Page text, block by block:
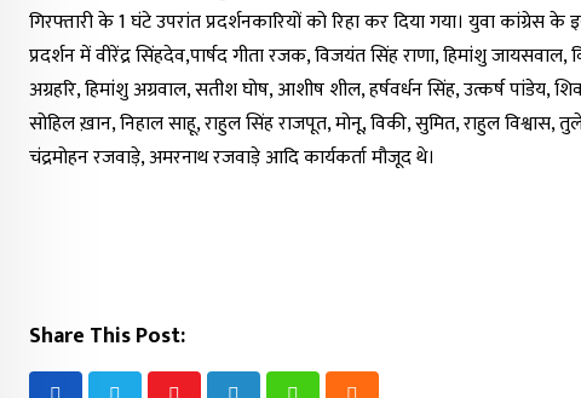
गिरफ्तारी के 1 घंटे उपरांत प्रदर्शनकारियों को रिहा कर दिया गया। युवा कांग्रेस के
प्रदर्शन में वीरेंद्र सिंहदेव,पार्षद गीता रजक, विजयंत सिंह राणा, हिमांशु
अग्रहरि, हिमांशु अग्रवाल, सतीश घोष, आशीष शील, हर्षवर्धन सिंह, उत्कर्ष पांडेय,
सोहिल ख़ान, निहाल साहू, राहुल सिंह राजपूत, मोनू, विकी, सुमित, राहुल
चंद्रमोहन रजवाड़े, अमरनाथ रजवाड़े आदि कार्यकर्ता मौजूद थे।
Share This Post: